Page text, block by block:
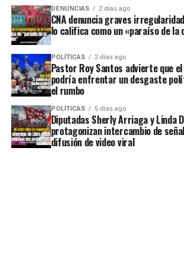
DENUNCIAS 2 días ago
CNA denuncia graves
lo califica como un «paraíso de la
POLÍTICAS 2 días ago
Pastor Roy Santos advierte que
podría enfrentar un desgaste
el rumbo
POLÍTICAS 5 días ago
Diputadas Sherly Arriaga y Linda
protagonizan intercambio de
difusión de video viral